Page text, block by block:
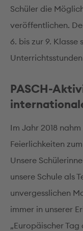
Schüler die
veröffentlichen.
6. bis zur 9.
PASCH-
Im Jahr 2018
Feierlichkeiten
Unsere
unsere Schule als
unvergesslichen
immer in unserer
„Europäischer